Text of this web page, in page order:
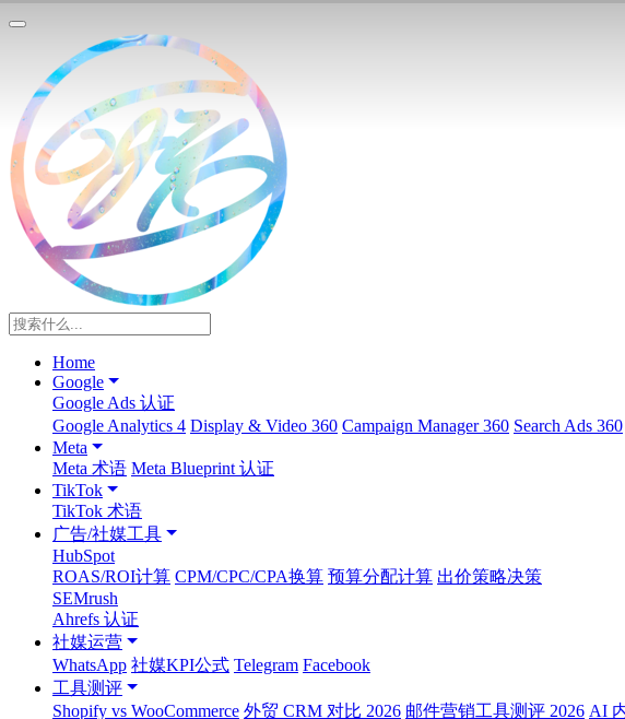
Home
Google
Google Ads 认证
Google Analytics 4 Display & Video 360 Campaign Manager 360 Search Ads 360
Meta
Meta 术语 Meta Blueprint 认证
TikTok
TikTok 术语
广告/社媒工具
HubSpot
ROAS/ROI计算 CPM/CPC/CPA换算 预算分配计算 出价策略决策
SEMrush
Ahrefs 认证
社媒运营
WhatsApp 社媒KPI公式 Telegram Facebook
工具测评
Shopify vs WooCommerce 外贸 CRM 对比 2026 邮件营销工具测评 2026 AI